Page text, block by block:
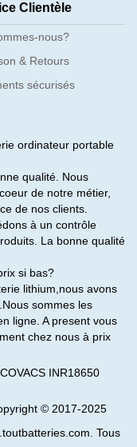
Clientèle
nous?
& Retours
sécurisés
ordinateur portable
qualité. Nous
de notre métier,
de nos clients.
à un contrôle
La bonne qualité
si bas?
lithium,nous avons
sommes les
ligne. A present vous
chez nous à prix
INR18650
© 2017-2025
Tous